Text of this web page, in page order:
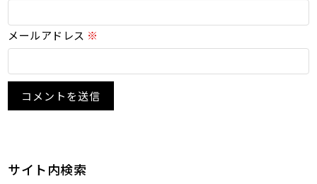
メールアドレス ※
サイト内検索